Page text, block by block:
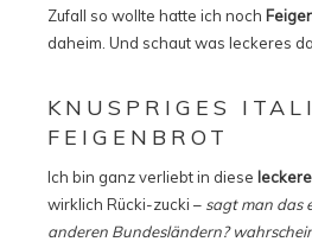
Zufall so wollte hatte ich noch
daheim. Und schaut was leckeres
KNUSPRIGES
FEIGENBROT
Ich bin ganz verliebt in diese
wirklich Rücki-zucki – sagt man das
anderen Bundesländern?